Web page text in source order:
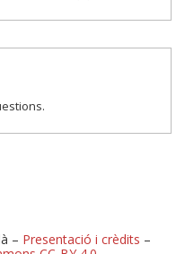
– Presentació i crèdits –